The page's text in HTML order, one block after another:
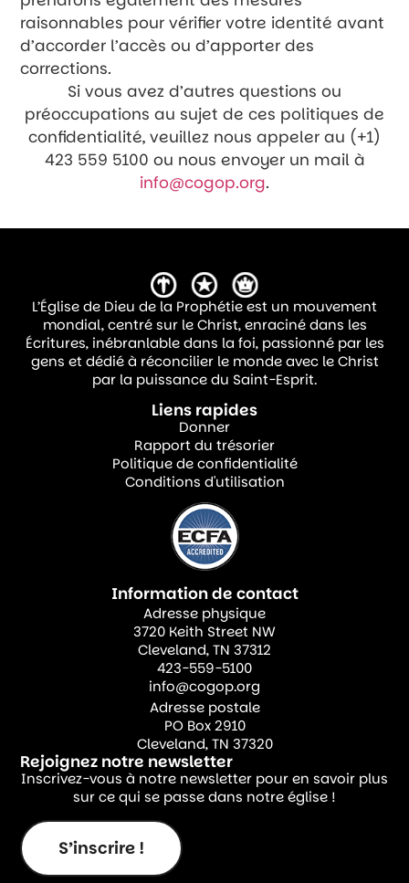
raisonnables pour vérifier votre identité avant
d’accorder l’accès ou d’apporter des
corrections.
Si vous avez d’autres questions ou
préoccupations au sujet de ces politiques de
confidentialité, veuillez nous appeler au (+1)
423 559 5100 ou nous envoyer un mail à
info@cogop.org.
L’Église de Dieu de la Prophétie est un mouvement
mondial, centré sur le Christ, enraciné dans les
Écritures, inébranlable dans la foi, passionné par les
gens et dédié à réconcilier le monde avec le Christ
par la puissance du Saint-Esprit.
Liens rapides
Donner
Rapport du trésorier
Politique de confidentialité
Conditions d'utilisation
Information de contact
Adresse physique
3720 Keith Street NW
Cleveland, TN 37312
423-559-5100
info@cogop.org
Adresse postale
PO Box 2910
Cleveland, TN 37320
Rejoignez notre newsletter
Inscrivez-vous à notre newsletter pour en savoir plus
sur ce qui se passe dans notre église !
S’inscrire !